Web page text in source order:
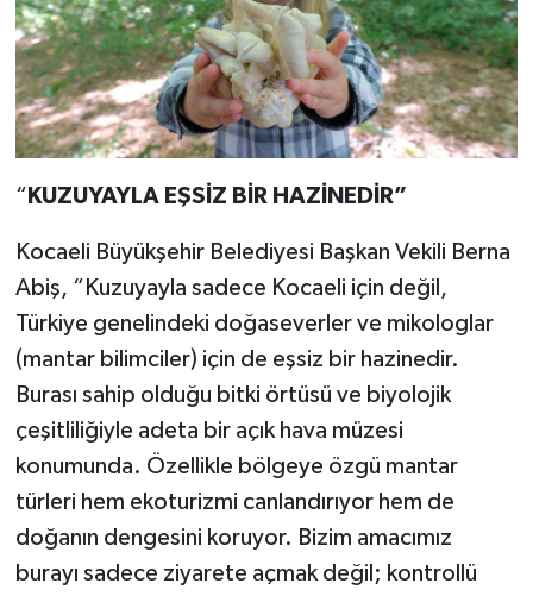
“ KUZUYAYLA EŞSİZ BİR HAZİNEDİR”
Kocaeli Büyükşehir Belediyesi Başkan Vekili Berna
Abiş, “Kuzuyayla sadece Kocaeli için değil,
Türkiye genelindeki doğaseverler ve mikologlar
(mantar bilimciler) için de eşsiz bir hazinedir.
Burası sahip olduğu bitki örtüsü ve biyolojik
çeşitliliğiyle adeta bir açık hava müzesi
konumunda. Özellikle bölgeye özgü mantar
türleri hem ekoturizmi canlandırıyor hem de
doğanın dengesini koruyor. Bizim amacımız
burayı sadece ziyarete açmak değil; kontrollü